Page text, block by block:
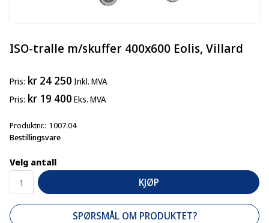
ISO-tralle m/skuffer 400x600 Eolis, Villard
Pris kr 24 250 Inkl. MVA
Pris kr 19 400 Eks. MVA
Produktnr. 1007.04
Bestillingsvare
Velg antall
KJØP
SPØRSMÅL OM PRODUKTET?